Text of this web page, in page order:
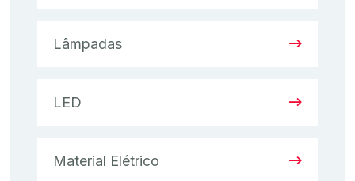
Lâmpadas
LED
Material Elétrico